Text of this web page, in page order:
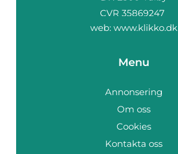
web: www.klikko.dk
Menu
Annonsering
Om oss
Cookies
Kontakta oss